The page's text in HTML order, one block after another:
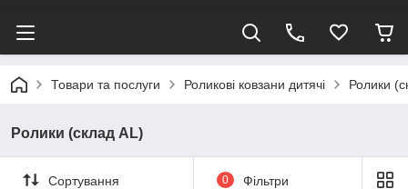
Товари та послуги Роликові ковзани дитячі Ролики
Ролики (склад AL)
Сортування 0 Фільтри